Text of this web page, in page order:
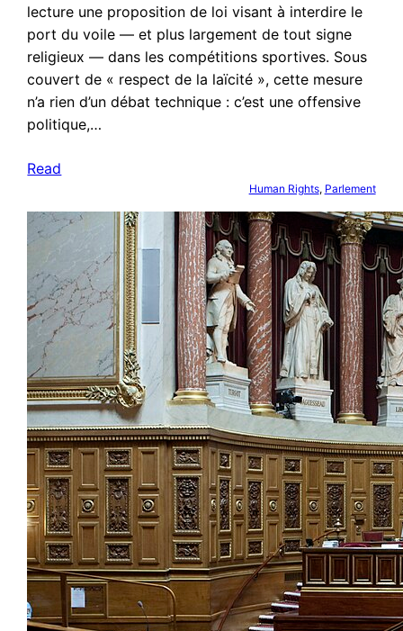
lecture une proposition de loi visant à interdire le
port du voile — et plus largement de tout signe
religieux — dans les compétitions sportives. Sous
couvert de « respect de la laïcité », cette mesure
n’a rien d’un débat technique : c’est une offensive
politique,…
Read
Human Rights, Parlement